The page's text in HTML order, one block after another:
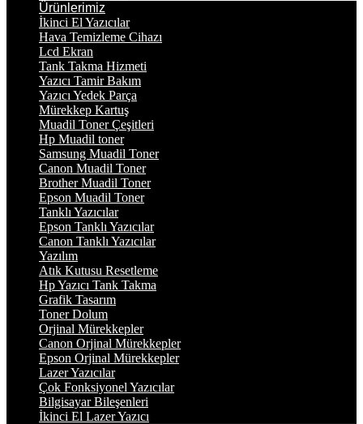
Ürünlerimiz
İkinci El Yazıcılar
Hava Temizleme Cihazı
Lcd Ekran
Tank Takma Hizmeti
Yazıcı Tamir Bakım
Yazıcı Yedek Parça
Mürekkep Kartuş
Muadil Toner Çeşitleri
Hp Muadil toner
Samsung Muadil Toner
Canon Muadil Toner
Brother Muadil Toner
Epson Muadil Toner
Tanklı Yazıcılar
Epson Tanklı Yazıcılar
Canon Tanklı Yazıcılar
Yazılım
Atık Kutusu Resetleme
Hp Yazıcı Tank Takma
Grafik Tasarım
Toner Dolum
Orjinal Mürekkepler
Canon Orjinal Mürekkepler
Epson Orjinal Mürekkepler
Lazer Yazıcılar
Çok Fonksiyonel Yazıcılar
Bilgisayar Bileşenleri
İkinci El Lazer Yazıcı